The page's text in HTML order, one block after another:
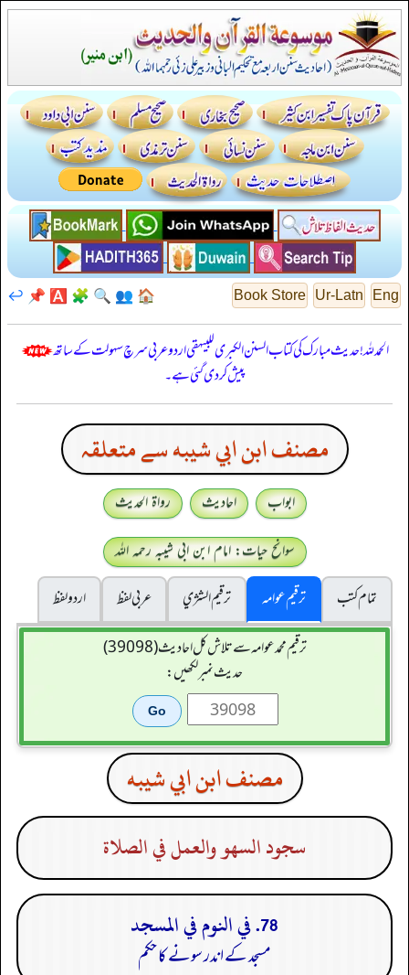
Eng
Ur-Latn
Book Store
🏠
👥
🔍
🧩
🅰️
📌
↩️
الحمدللہ! حدیث مبارک کی کتاب السنن الكبرى للبيهقي اردو عربی سرچ سہولت کے ساتھ
پیش کر دی گئی ہے۔
مصنف ابن ابي شيبه سے متعلقہ
ابواب احادیث
رواۃ الحدیث
سوانح حیات: امام ابن ابی شیبہ رحمہ اللہ
تمام کتب
ترقیم عوامہ ترقيم الشژي عربی لفظ
اردو لفظ
ترقیم محمدعوامہ سے تلاش کل احادیث (39098)
حدیث نمبر لکھیں:
مصنف ابن ابي شيبه
سجود السهو والعمل في الصلاة
78. في النوم في المسجد
مسجد کے اندر سونے کا حکم